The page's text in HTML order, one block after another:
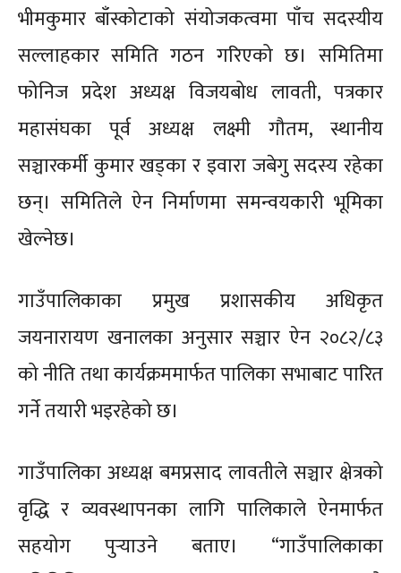
भीमकुमार बाँस्कोटाको संयोजकत्वमा पाँच सदस्यीय
सल्लाहकार समिति गठन गरिएको छ। समितिमा
फोनिज प्रदेश अध्यक्ष विजयबोध लावती, पत्रकार
महासंघका पूर्व अध्यक्ष लक्ष्मी गौतम, स्थानीय
सञ्चारकर्मी कुमार खड्का र इवारा जबेगु सदस्य रहेका
छन्। समितिले ऐन निर्माणमा समन्वयकारी भूमिका
खेल्नेछ।
गाउँपालिकाका प्रमुख प्रशासकीय अधिकृत
जयनारायण खनालका अनुसार सञ्चार ऐन २०८२/८३
को नीति तथा कार्यक्रममार्फत पालिका सभाबाट पारित
गर्ने तयारी भइरहेको छ।
गाउँपालिका अध्यक्ष बमप्रसाद लावतीले सञ्चार क्षेत्रको
वृद्धि र व्यवस्थापनका लागि पालिकाले ऐनमार्फत
सहयोग पुर्‍याउने बताए। “गाउँपालिकाका